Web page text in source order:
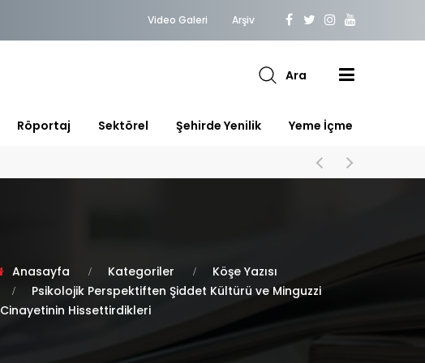
Video Galeri Arşiv
Ara
Röportaj Sektörel Şehirde Yenilik Yeme İçme
Anasayfa Kategoriler
Köşe Yazısı
Psikolojik Perspektiften Şiddet Kültürü ve Minguzzi
Cinayetinin Hissettirdikleri